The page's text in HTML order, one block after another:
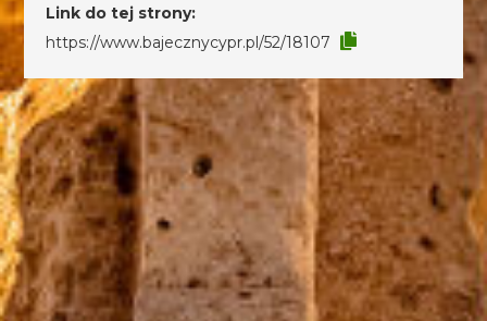
Link do tej strony:
https://www.bajecznycypr.pl/52/18107